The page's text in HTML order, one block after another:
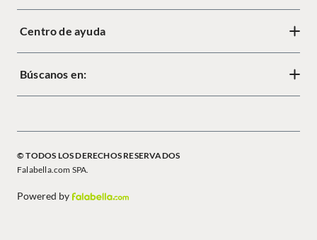
Centro de ayuda
Búscanos en:
© TODOS LOS DERECHOS RESERVADOS
Falabella.com SPA.
Powered by